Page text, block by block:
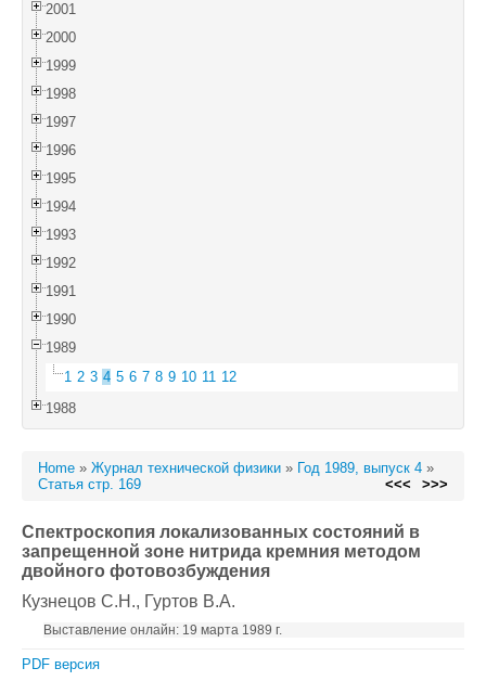
2001
2000
1999
1998
1997
1996
1995
1994
1993
1992
1991
1990
1989
1 2 3 4 5 6 7 8 9 10 11 12
1988
Home » Журнал технической физики » Год 1989, выпуск 4 »
Статья стр. 169
<<< >>>
Спектроскопия локализованных состояний в
запрещенной зоне нитрида кремния методом
двойного фотовозбуждения
Кузнецов С.Н., Гуртов В.А.
Выставление онлайн: 19 марта 1989 г.
PDF версия